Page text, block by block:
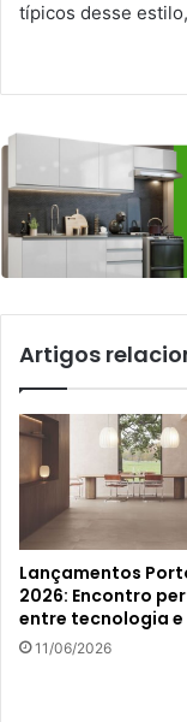
típicos desse
Artigos
Lançamentos
2026: Encontro
entre tecnologia e
11/06/2026